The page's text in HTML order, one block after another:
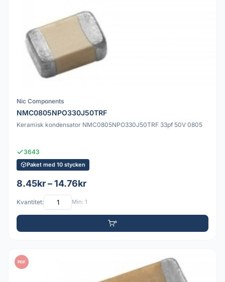
Nic Components
NMC0805NPO330J50TRF
Keramisk kondensator NMC0805NPO330J50TRF 33pf 50V 0805
3643
Paket med 10 stycken
8.45kr – 14.76kr
Kvantitet: Min: 1
PDF